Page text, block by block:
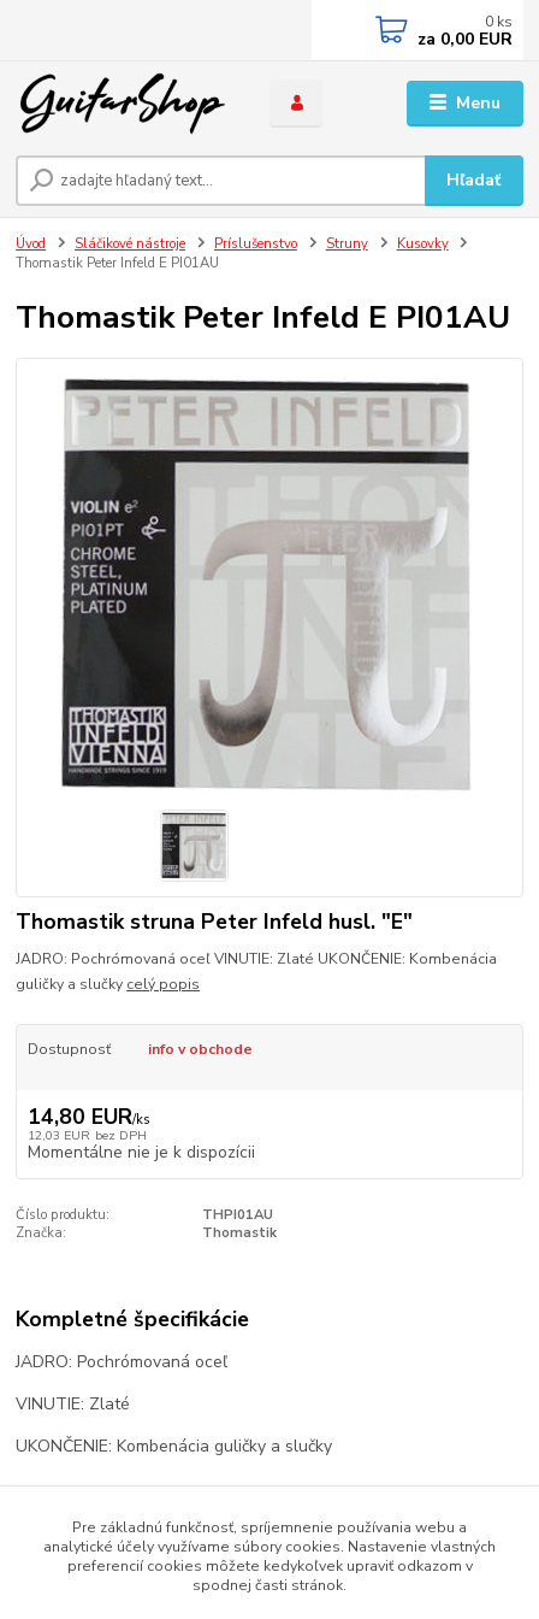
Menu
Hľadať
0 ks
za 0,00 EUR
Úvod Sláčikové nástroje Príslušenstvo Struny
Kusovky
Thomastik Peter Infeld E PI01AU
Thomastik Peter Infeld E PI01AU
Thomastik struna Peter Infeld husl. "E"
JADRO: Pochrómovaná oceľ VINUTIE: Zlaté UKONČENIE: Kombenácia
guličky a slučky celý popis
Dostupnosť info v obchode
14,80 EUR/ks
12,03 EUR bez DPH
Momentálne nie je k dispozícii
Číslo produktu:
THPI01AU
Značka:
Thomastik
Kompletné špecifikácie
JADRO: Pochrómovaná oceľ
VINUTIE: Zlaté
UKONČENIE: Kombenácia guličky a slučky
Tovar zaradený v kategóriách
Struny
Pre základnú funkčnosť, spríjemnenie používania webu a
analytické účely využívame súbory cookies. Nastavenie vlastných
preferencií cookies môžete kedykoľvek upraviť odkazom v
spodnej časti stránok.